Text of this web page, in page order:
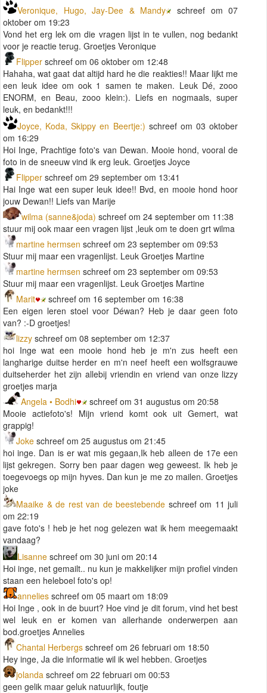
Veronique, Hugo, Jay-Dee & Mandy
schreef om 07
oktober om 19:23
Vond het erg lek om die vragen lijst in te vullen, nog bedankt
voor je reactie terug. Groetjes Veronique
Flipper schreef om 06 oktober om 12:48
Hahaha, wat gaat dat altijd hard he die reakties!! Maar lijkt me
een leuk idee om ook 1 samen te maken. Leuk Dé, zooo
ENORM, en Beau, zooo klein:). Liefs en nogmaals, super
leuk, en bedankt!!!
Joyce, Koda, Skippy en Beertje:) schreef om 03 oktober
om 16:29
Hoi Inge, Prachtige foto's van Dewan. Mooie hond, vooral de
foto in de sneeuw vind ik erg leuk. Groetjes Joyce
Flipper schreef om 29 september om 13:41
Hai Inge wat een super leuk idee!! Bvd, en mooie hond hoor
jouw Dewan!! Liefs van Marije
wilma (sanne&joda) schreef om 24 september om 11:38
stuur mij ook maar een vragen lijst ,leuk om te doen grt wilma
martine hermsen schreef om 23 september om 09:53
Stuur mij maar een vragenlijst. Leuk Groetjes Martine
martine hermsen schreef om 23 september om 09:53
Stuur mij maar een vragenlijst. Leuk Groetjes Martine
Marit
schreef om 16 september om 16:38
Een eigen leren stoel voor Déwan? Heb je daar geen foto
van? :-D groetjes!
lizzy schreef om 08 september om 12:37
hoi Inge wat een mooie hond heb je m'n zus heeft een
langharige duitse herder en m'n neef heeft een wolfsgrauwe
duitseherder het zijn allebij vriendin en vriend van onze lizzy
groetjes marja
Angela • Bodhi
schreef om 31 augustus om 20:58
Mooie actiefoto's! Mijn vriend komt ook uit Gemert, wat
grappig!
Joke schreef om 25 augustus om 21:45
hoi inge. Dan is er wat mis gegaan,Ik heb alleen de 17e een
lijst gekregen. Sorry ben paar dagen weg geweest. Ik heb je
toegevoegs op mijn hyves. Dan kun je me zo mailen. Groetjes
joke
Maaike & de rest van de beestebende schreef om 11 juli
om 22:19
gave foto's ! heb je het nog gelezen wat ik hem meegemaakt
vandaag?
Lisanne schreef om 30 juni om 20:14
Hoi inge, net gemailt.. nu kun je makkelijker mijn profiel vinden
staan een heleboel foto's op!
annelies schreef om 05 maart om 18:09
Hoi Inge , ook in de buurt? Hoe vind je dit forum, vind het best
wel leuk en er komen van allerhande onderwerpen aan
bod.groetjes Annelies
Chantal Herbergs schreef om 26 februari om 18:50
Hey inge, Ja die informatie wil ik wel hebben. Groetjes
jolanda schreef om 22 februari om 00:53
geen gelik maar geluk natuurlijk, foutje